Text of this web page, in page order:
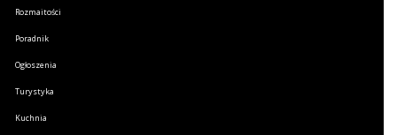
Rozmaitości
Poradnik
Ogłoszenia
Turystyka
Kuchnia